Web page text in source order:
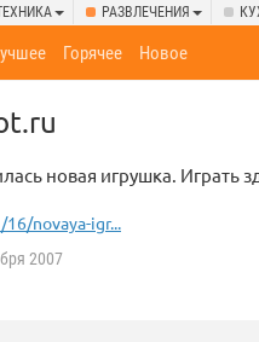
РАЗВЛЕЧЕНИЯ
Горячее Новое
новая игрушка. Играть
novaya-igr...
2007